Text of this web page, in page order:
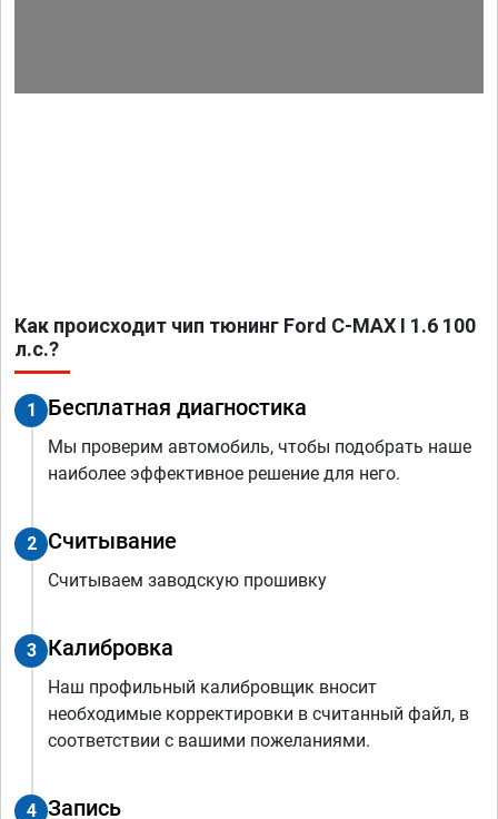
Как происходит чип тюнинг Ford C-MAX I 1.6 100
л.с.?
1 Бесплатная диагностика
Мы проверим автомобиль, чтобы подобрать наше
наиболее эффективное решение для него.
2 Считывание
Считываем заводскую прошивку
3 Калибровка
Наш профильный калибровщик вносит
необходимые корректировки в считанный файл, в
соответствии с вашими пожеланиями.
4 Запись